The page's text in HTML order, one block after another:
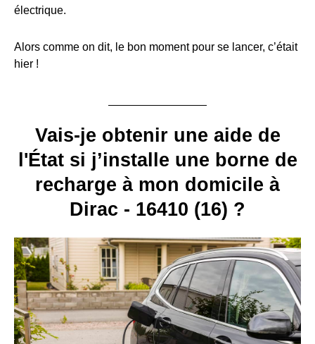
électrique.
Alors comme on dit, le bon moment pour se lancer, c’était
hier !
Vais-je obtenir une aide de
l'État si j’installe une borne de
recharge à mon domicile à
Dirac - 16410 (16) ?